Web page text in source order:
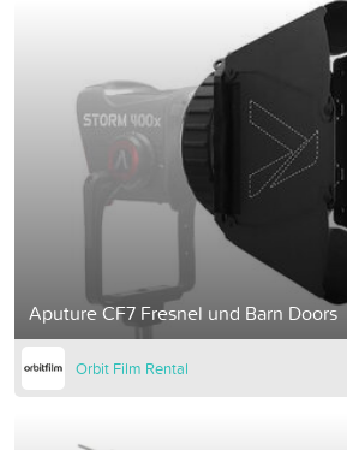
Aputure CF7 Fresnel und Barn Doors
Orbit Film Rental